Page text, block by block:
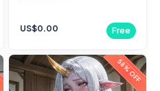
Free
US$0.00
58% OFF